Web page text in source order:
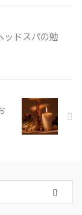
ドスパの勉